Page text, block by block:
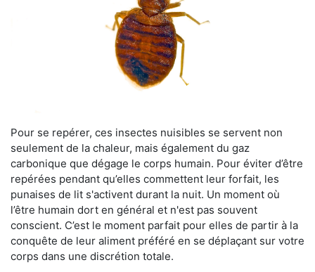
Pour se repérer, ces insectes nuisibles se servent non
seulement de la chaleur, mais également du gaz
carbonique que dégage le corps humain. Pour éviter d’être
repérées pendant qu’elles commettent leur forfait, les
punaises de lit s'activent durant la nuit. Un moment où
l’être humain dort en général et n'est pas souvent
conscient. C’est le moment parfait pour elles de partir à la
conquête de leur aliment préféré en se déplaçant sur votre
corps dans une discrétion totale.